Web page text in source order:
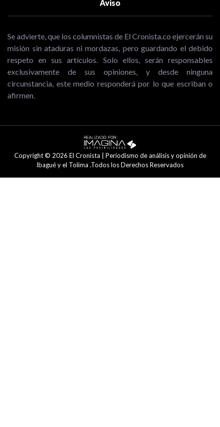
Aviso
Se advierte, que los columnistas de El Cronista.co ejercerán su
misión sin ataduras ni mordazas, pero guardando el debido
respeto en sus artículos. Solo ellos, serán responsables
exclusivamente de sus opiniones, y desde ninguna
circunstancia, este medio responderá por lo que escriban o
afirmen.
Copyright © 2026 El Cronista | Periodismo de análisis y opinión de
Ibagué y el Tolima .Todos los Derechos Reservados